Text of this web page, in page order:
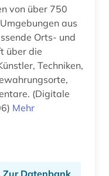
von über 750
aus
Orts- und
über die
Techniken,
(Digitale
Mehr
Zur Datenbank